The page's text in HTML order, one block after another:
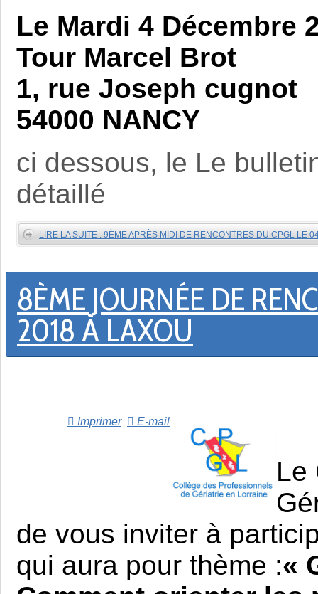
Le Mardi 4 Décembre
Tour Marcel Brot
1, rue Joseph cugnot
54000 NANCY
ci dessous, le Le
détaillé
LIRE LA SUITE : 9ÈME APRÈS MIDI DE RENCONTRES DU CPGL LE
8ÈME JOURNÉE DE
2018 À LAXOU
Imprimer E-mail
Le
de vous inviter à
qui aura pour thème :«